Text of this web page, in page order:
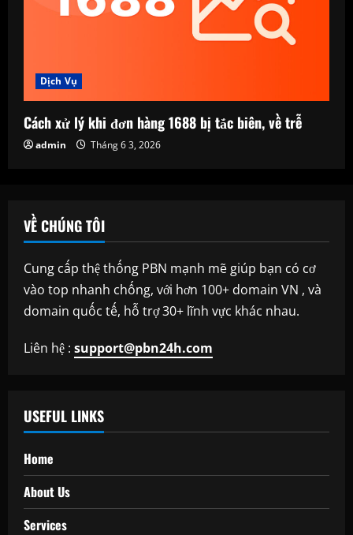
Dịch Vụ
Cách xử lý khi đơn hàng 1688 bị tắc biên, về trễ
admin Tháng 6 3, 2026
VỀ CHÚNG TÔI
Cung cấp thệ thống PBN mạnh mẽ giúp bạn có cơ
vào top nhanh chống, với hơn 100+ domain VN , và
domain quốc tế, hỗ trợ 30+ lĩnh vực khác nhau.
Liên hệ : support@pbn24h.com
USEFUL LINKS
Home
About Us
Services